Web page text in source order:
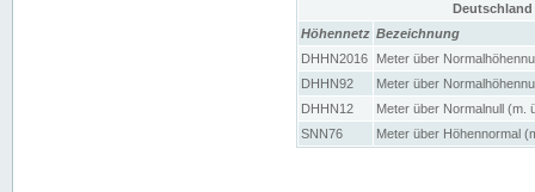
Höhennetz Bezeichnung
DHHN2016
Meter über
DHHN92
Meter über
DHHN12
Meter über Normalnull (m.
SNN76
Meter über Höhennormal